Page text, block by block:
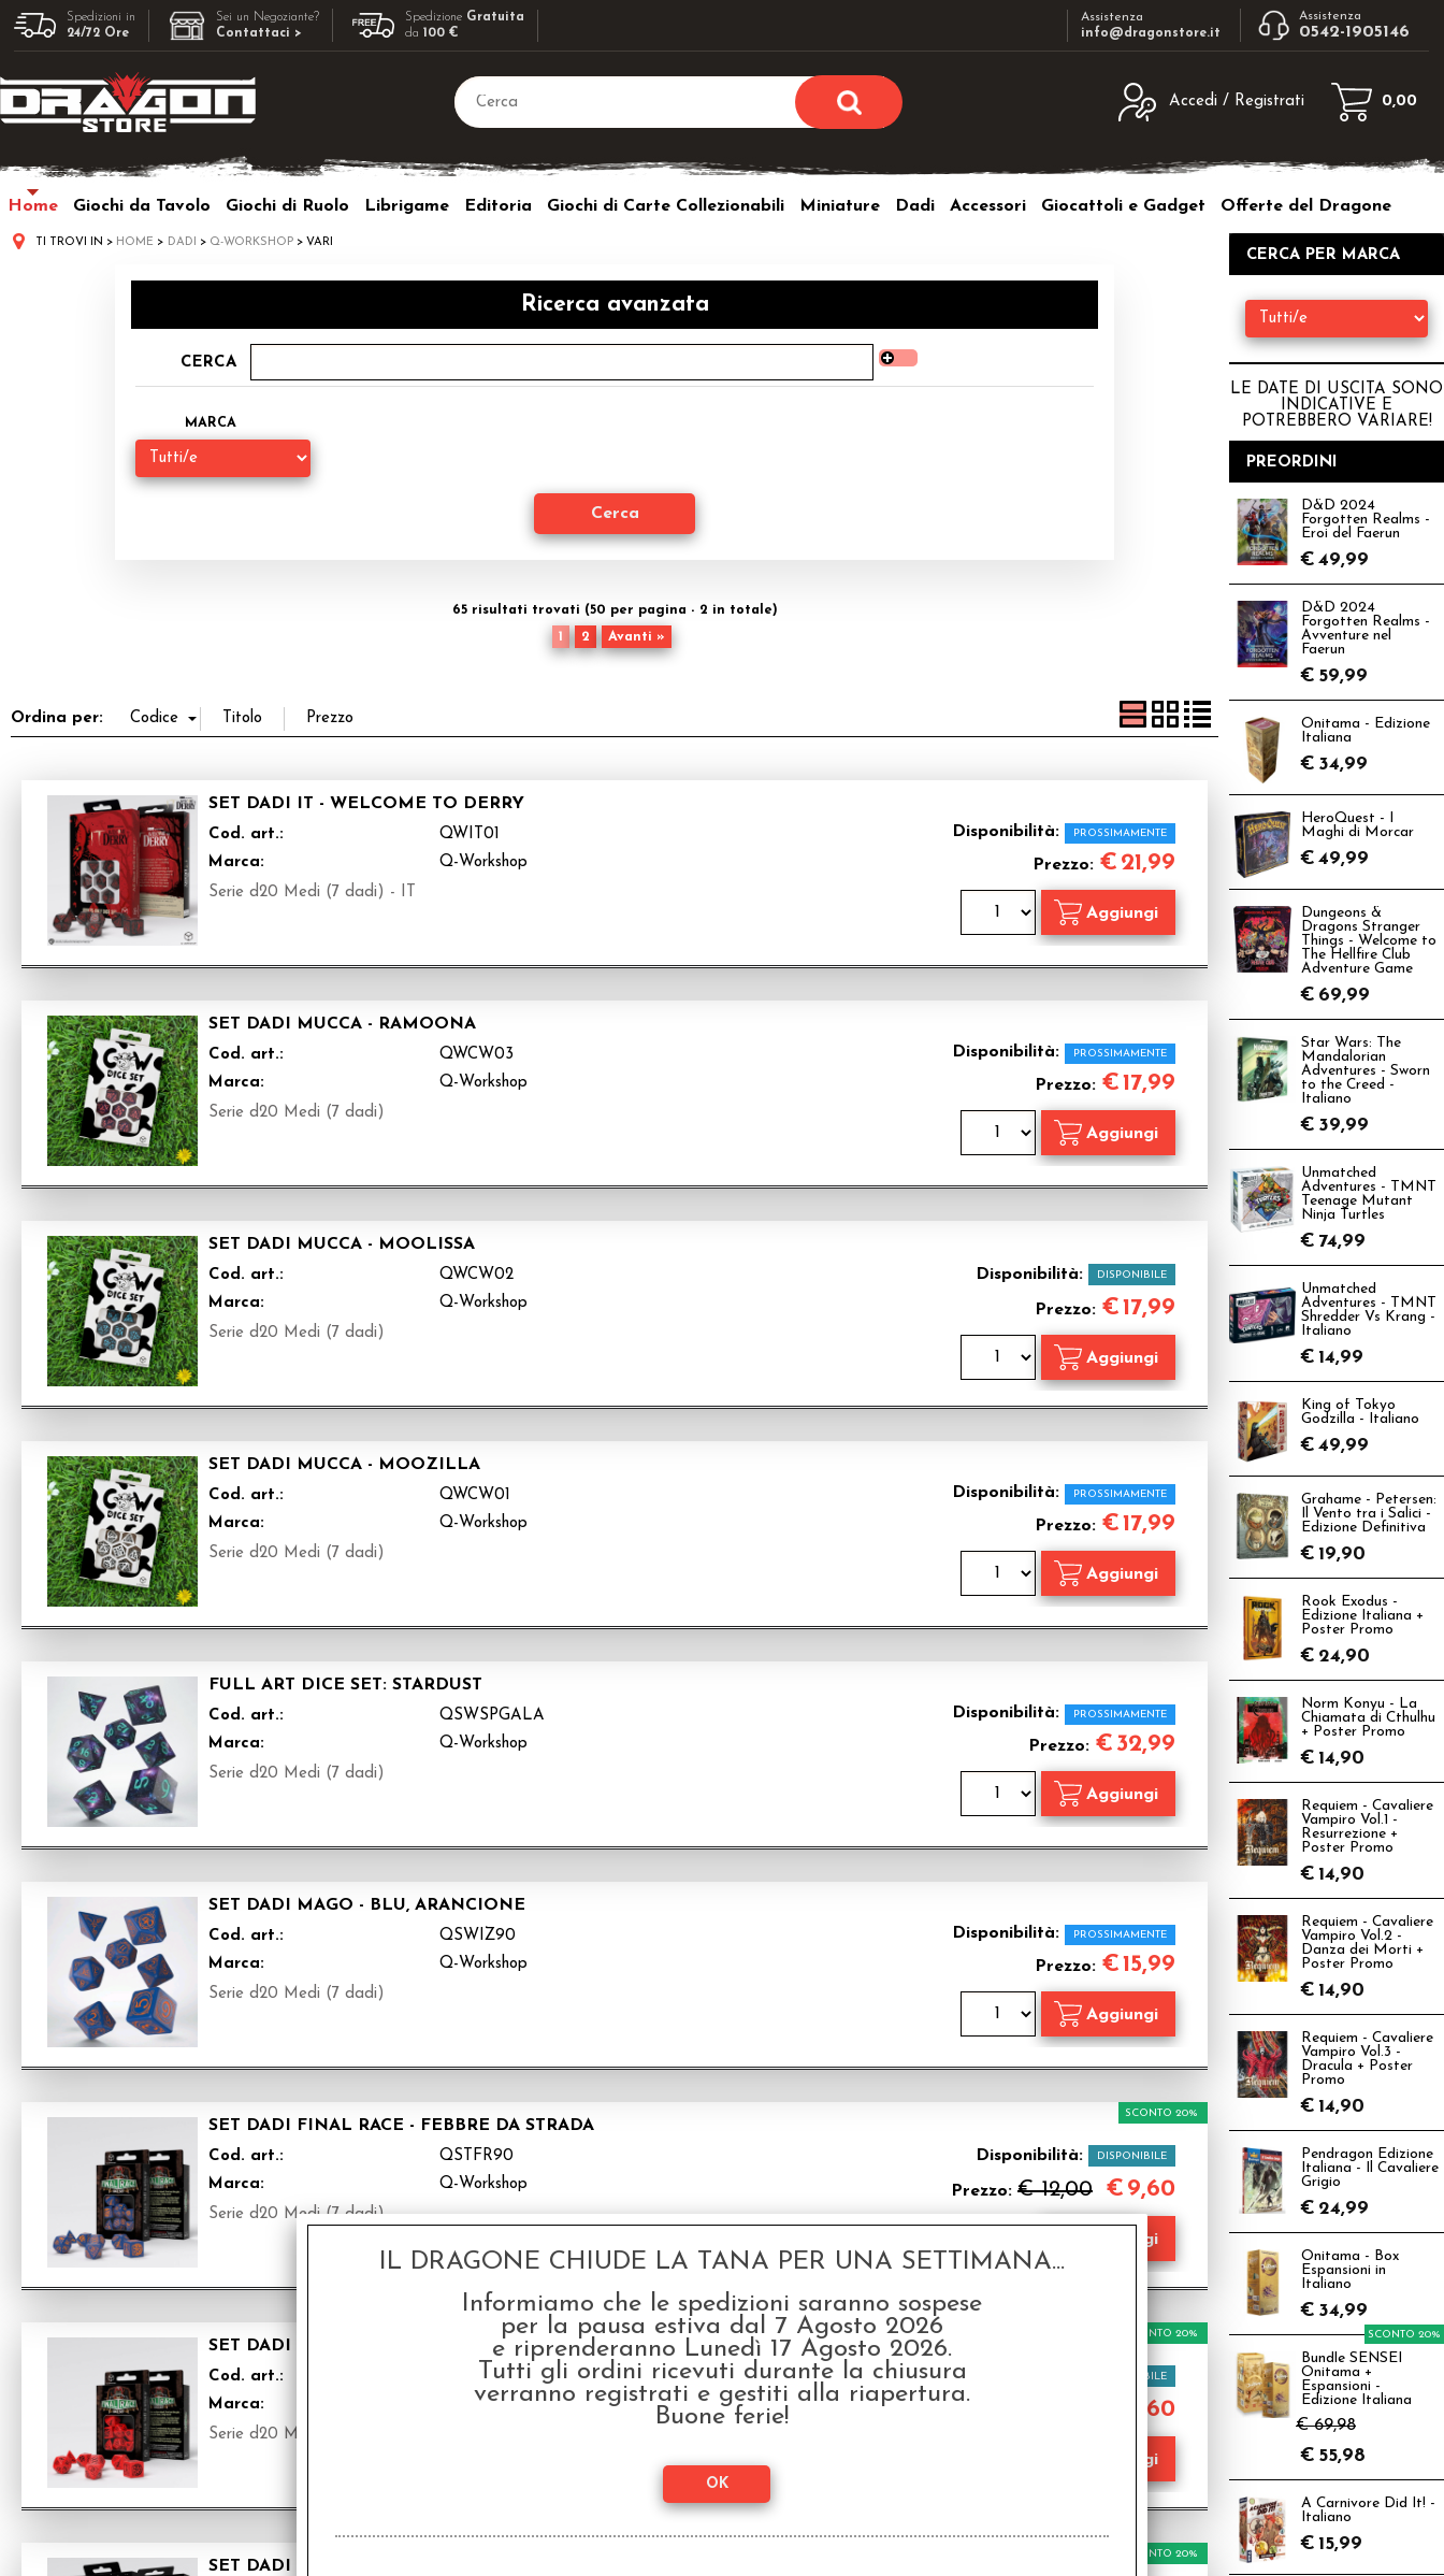
Spedizioni in
24/72 Ore
Sei un Negoziante?
Contattaci >
Spedizione Gratuita
da100 €
Assistenza
info@dragonstore.it
Assistenza
0542-1905146
Accedi / Registrati
utente e la password e poi clicca sul
sito clicca sul pulsante "Registrati"
0,00
Home Giochi da Tavolo Giochi di Ruolo Librigame Editoria Giochi di Carte Collezionabili Miniature Dadi Accessori Giocattoli e Gadget Offerte del Dragone
TI TROVI IN HOME DADI Q-WORKSHOP VARI
Ricerca avanzata
CERCA
MARCA
65 risultati trovati (50 per pagina - 2 in totale)
1
2 Avanti »
Ordina per:
SET DADI IT - WELCOME TO DERRY
Cod. art.:
QWIT01
Marca:
Q-Workshop
Serie d20 Medi (7 dadi) - IT
Disponibilità: PROSSIMAMENTE
Prezzo: € 21,99
SET DADI MUCCA - RAMOONA
Cod. art.:
QWCW03
Marca:
Q-Workshop
Serie d20 Medi (7 dadi)
Disponibilità: PROSSIMAMENTE
Prezzo: €17,99
SET DADI MUCCA - MOOLISSA
Cod. art.:
QWCW02
Marca:
Q-Workshop
Serie d20 Medi (7 dadi)
Disponibilità: DISPONIBILE
Prezzo: €17,99
SET DADI MUCCA - MOOZILLA
Cod. art.:
QWCW01
Marca:
Q-Workshop
Serie d20 Medi (7 dadi)
Disponibilità: PROSSIMAMENTE
Prezzo: €17,99
FULL ART DICE SET: STARDUST
Cod. art.:
QSWSPGALA
Marca:
Q-Workshop
Serie d20 Medi (7 dadi)
Disponibilità: PROSSIMAMENTE
Prezzo: € 32,99
SET DADI MAGO - BLU, ARANCIONE
Cod. art.:
QSWIZ90
Marca:
Q-Workshop
Serie d20 Medi (7 dadi)
Disponibilità: PROSSIMAMENTE
Prezzo: €15,99
SET DADI FINAL RACE - FEBBRE DA STRADA
Cod. art.:
QSTFR90
Marca:
Q-Workshop
Serie d20 Medi (7 dadi)
Disponibilità: DISPONIBILE
Prezzo: € 12,00
SCONTO 20%
€ 9,60
SET DADI FINAL RACE - MOTORE ROMBANTE
Cod. art.:
QSTFR04
Marca:
Q-Workshop
Serie d20 Medi (7 dadi)
DISPONIBILE
SCONTO 20%
9,60
SET DADI SPAZIO - APOLLO
SCONTO 20%
CERCA PER MARCA
LE DATE DI USCITA SONO
INDICATIVE E
POTREBBERO VARIARE!
PREORDINI
D&D 2024
Forgotten Realms -
Eroi del Faerun
€ 49,99
D&D 2024
Forgotten Realms -
Avventure nel
Faerun
€ 59,99
Onitama - Edizione
Italiana
€ 34,99
HeroQuest - I
Maghi di Morcar
€ 49,99
Dungeons &
Dragons Stranger
Things - Welcome to
The Hellfire Club
Adventure Game
€ 69,99
Star Wars: The
Mandalorian
Adventures - Sworn
to the Creed -
Italiano
€ 39,99
Unmatched
Adventures - TMNT
Teenage Mutant
Ninja Turtles
€ 74,99
Unmatched
Adventures - TMNT
Shredder Vs Krang -
Italiano
€ 14,99
King of Tokyo
Godzilla - Italiano
€ 49,99
Grahame - Petersen:
Il Vento tra i Salici -
Edizione Definitiva
€ 19,90
Rook Exodus -
Edizione Italiana +
Poster Promo
€ 24,90
Norm Konyu - La
Chiamata di Cthulhu
+ Poster Promo
€ 14,90
Requiem - Cavaliere
Vampiro Vol.1 -
Resurrezione +
Poster Promo
€ 14,90
Requiem - Cavaliere
Vampiro Vol.2 -
Danza dei Morti +
Poster Promo
€ 14,90
Requiem - Cavaliere
Vampiro Vol.3 -
Dracula + Poster
Promo
€ 14,90
Pendragon Edizione
Italiana - Il Cavaliere
Grigio
€ 24,99
Onitama - Box
Espansioni in
Italiano
€ 34,99
Bundle SENSEI
Onitama +
Espansioni -
Edizione Italiana
€ 69,98
SCONTO 20%
€ 55,98
A Carnivore Did It! -
Italiano
€ 15,99
IL DRAGONE CHIUDE LA TANA PER UNA SETTIMANA...
Informiamo che le spedizioni saranno sospese
per la pausa estiva dal 7 Agosto 2026
e riprenderanno Lunedì 17 Agosto 2026.
Tutti gli ordini ricevuti durante la chiusura
verranno registrati e gestiti alla riapertura.
Buone ferie!